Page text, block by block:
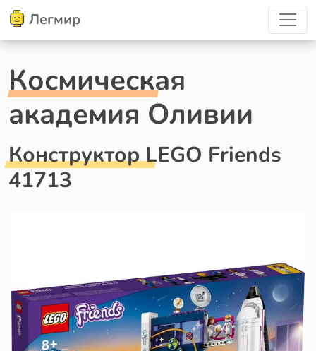
Легмир
Космическая
академия Оливии
Конструктор LEGO Friends
41713